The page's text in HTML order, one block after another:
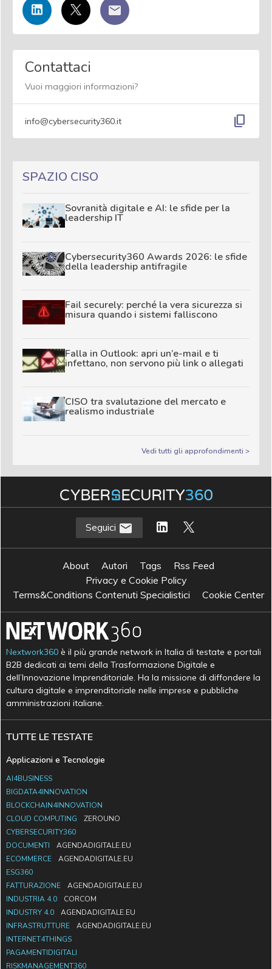
Contattaci
Vuoi maggiori informazioni?
info@cybersecurity360.it content_copy
SPAZIO CISO
Sovranità digitale e AI: le sfide per la
leadership IT
Cybersecurity360 Awards 2026: le sfide
della leadership antifragile
Fail securely: perché la vera sicurezza si
misura quando i sistemi falliscono
Falla in Outlook: apri un’e-mail e ti
infettano, non servono più link o allegati
CISO tra svalutazione del mercato e
realismo industriale
Vedi tutti gli approfondimenti >
Seguici
About Autori Tags
Rss Feed
Privacy e Cookie Policy
Terms&Conditions Contenuti Specialistici
Cookie Center
Nextwork360 è il più grande network in Italia di testate e portali
B2B dedicati ai temi della Trasformazione Digitale e
dell’Innovazione Imprenditoriale. Ha la missione di diffondere la
cultura digitale e imprenditoriale nelle imprese e pubbliche
amministrazioni italiane.
TUTTE LE TESTATE
Applicazioni e Tecnologie
AI4BUSINESS
BIGDATA4INNOVATION
BLOCKCHAIN4INNOVATION
CLOUD COMPUTING
ZEROUNO
CYBERSECURITY360
DOCUMENTI
AGENDADIGITALE.EU
ECOMMERCE
AGENDADIGITALE.EU
ESG360
FATTURAZIONE
AGENDADIGITALE.EU
INDUSTRIA 4.0
CORCOM
INDUSTRY 4.0
AGENDADIGITALE.EU
INFRASTRUTTURE
AGENDADIGITALE.EU
INTERNET4THINGS
PAGAMENTIDIGITALI
RISKMANAGEMENT360